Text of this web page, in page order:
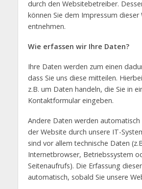
durch den Websitebetreiber.
können Sie dem Impressum dieser
entnehmen.
Wie erfassen wir Ihre Daten?
Ihre Daten werden zum einen
dass Sie uns diese mitteilen.
z.B. um Daten handeln, die Sie in
Kontaktformular eingeben.
Andere Daten werden automatisch
der Website durch unsere IT-
sind vor allem technische Daten
Internetbrowser, Betriebssystem
Seitenaufrufs). Die Erfassung
automatisch, sobald Sie unsere